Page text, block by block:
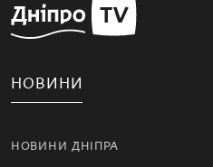
НОВИНИ
НОВИНИ ДНІПРА